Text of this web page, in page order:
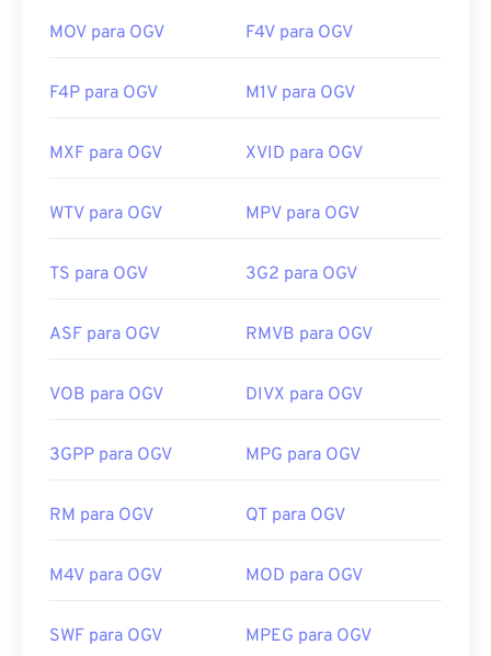
MOV para OGV F4V para OGV
F4P para OGV M1V para OGV
MXF para OGV XVID para OGV
WTV para OGV MPV para OGV
TS para OGV 3G2 para OGV
ASF para OGV RMVB para OGV
VOB para OGV DIVX para OGV
3GPP para OGV MPG para OGV
RM para OGV QT para OGV
M4V para OGV MOD para OGV
SWF para OGV MPEG para OGV